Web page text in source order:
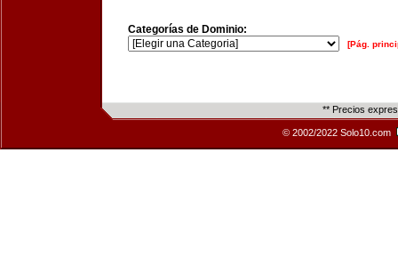
Categorías de Dominio:
[Pág.
** Precios
© 2002/2022 Solo10.com